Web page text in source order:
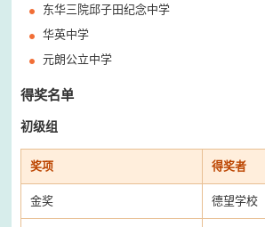
东华三院邱子田纪念中学
华英中学
元朗公立中学
得奖名单
初级组
奖项 得奖者
金奖 德望学校